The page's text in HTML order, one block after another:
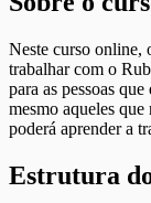
Neste curso online,
trabalhar com o
para as pessoas
mesmo aqueles
poderá aprender a
Estrutura